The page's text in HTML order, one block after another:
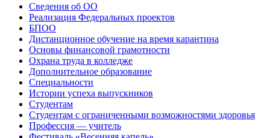
Сведения об ОО
Реализация Федеральных проектов
БПОО
Дистанционное обучение на время карантина
Основы финансовой грамотности
Охрана труда в колледже
Дополнительное образование
Специальности
Истории успеха выпускников
Студентам
Студентам с ограниченными возможностями здоровья
Профессия — учитель